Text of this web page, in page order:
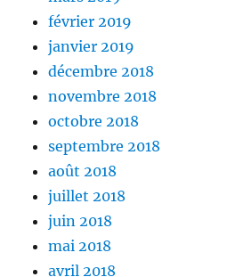
février 2019
janvier 2019
décembre 2018
novembre 2018
octobre 2018
septembre 2018
août 2018
juillet 2018
juin 2018
mai 2018
avril 2018